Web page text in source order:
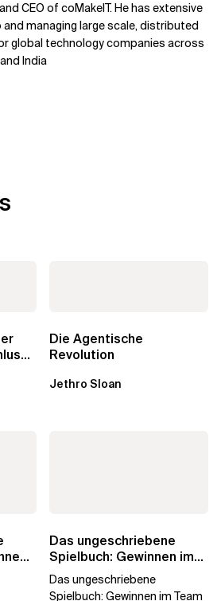
CEO of coMakeIT. He has extensive
managing large scale, distributed
global technology companies across
India
Die Agentische
Revolution
Jethro Sloan
Das ungeschriebene
Spielbuch: Gewinnen im
Team
Das ungeschriebene
Spielbuch: Gewinnen im Team